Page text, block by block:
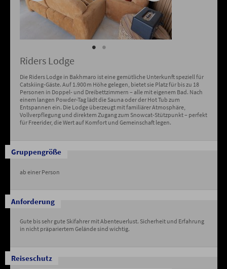
Riders Lodge
Die Riders Lodge in Bakhmaro ist eine gemütliche Unterkunft speziell für
Catskiing-Gäste. Auf 1.900 m Höhe gelegen, bietet sie Platz für bis zu 18
Personen in Doppel- und Dreibettzimmern – alle mit eigenem Bad. Nach
einem langen Powder-Tag lädt die Sauna oder der Hot Tub zum
Entspannen ein. Die Lodge überzeugt mit familiärer Atmosphäre,
Vollverpflegung und direktem Zugang zum Snowcat-Stützpunkt – perfekt
für Freerider, die Wert auf Komfort und Gemeinschaft legen.
Gruppengröße
ab einer Person
Anforderung
Gute bis sehr gute Skifahrer mit Abenteuerlust. Sicherheit und Erfahrung
in nicht präpariertem Gelände sind wichtig.
Reiseschutz